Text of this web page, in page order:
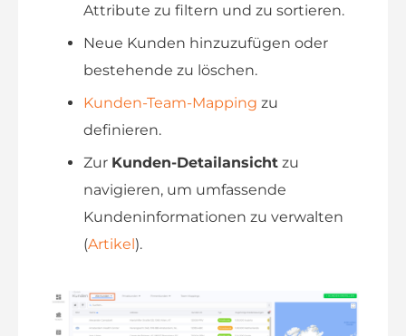
Attribute zu filtern und zu sortieren.
Neue Kunden hinzuzufügen oder
bestehende zu löschen.
Kunden-Team-Mapping zu
definieren.
Zur Kunden-Detailansicht zu
navigieren, um umfassende
Kundeninformationen zu verwalten
(Artikel).